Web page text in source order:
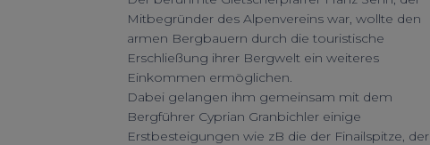
Mitbegründer des Alpenvereins war, wollte den
armen Bergbauern durch die touristische
Erschließung ihrer Bergwelt ein weiteres
Einkommen ermöglichen.
Dabei gelangen ihm gemeinsam mit dem
Bergführer Cyprian Granbichler einige
Erstbesteigungen wie zB die der Finailspitze, der